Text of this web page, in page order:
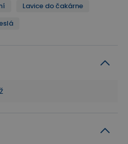
Lavice do čakárne